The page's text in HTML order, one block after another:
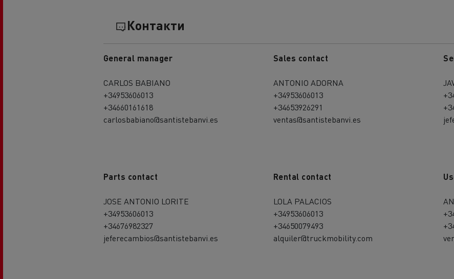
Контакти
General manager
CARLOS BABIANO
+34953606013
+34660161618
carlosbabiano@santistebanvi.es
Sales contact
ANTONIO ADORNA
+34953606013
+34653926291
ventas@santistebanvi.es
Parts contact
JOSE ANTONIO LORITE
+34953606013
+34676982327
jeferecambios@santistebanvi.es
Rental contact
LOLA PALACIOS
+34953606013
+34650079493
alquiler@truckmobility.com